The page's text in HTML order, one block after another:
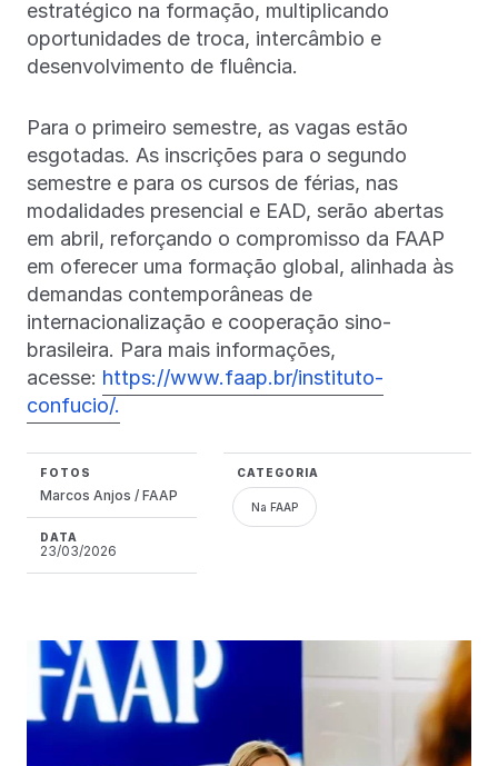
estratégico na formação, multiplicando
oportunidades de troca, intercâmbio e
desenvolvimento de fluência.
Para o primeiro semestre, as vagas estão
esgotadas. As inscrições para o segundo
semestre e para os cursos de férias, nas
modalidades presencial e EAD, serão abertas
em abril, reforçando o compromisso da FAAP
em oferecer uma formação global, alinhada às
demandas contemporâneas de
internacionalização e cooperação sino-
brasileira. Para mais informações,
acesse: https://www.faap.br/instituto-
confucio/.
FOTOS
Marcos Anjos / FAAP
DATA
23/03/2026
CATEGORIA
Na FAAP